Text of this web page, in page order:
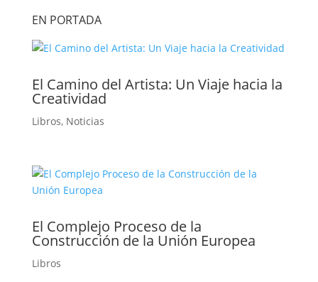
EN PORTADA
El Camino del Artista: Un Viaje hacia la
Creatividad
Libros, Noticias
El Complejo Proceso de la
Construcción de la Unión Europea
Libros